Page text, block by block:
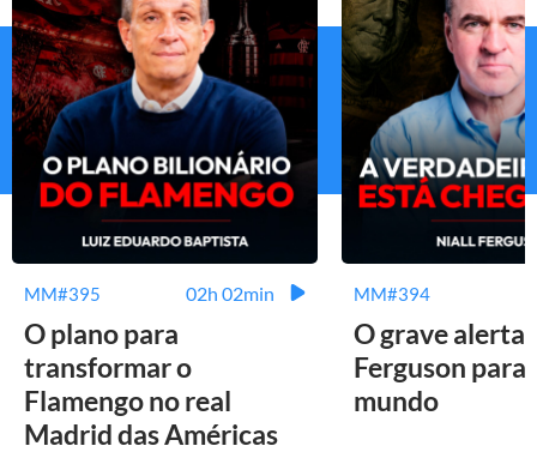
MM#395 02h 02min
O plano para
transformar o
Flamengo no real
Madrid das Américas
MM#394
O grave alerta
Ferguson para
mundo